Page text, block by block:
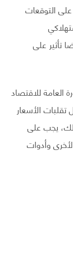
التوقعات
تأثير على
العامة للاقتصاد
الأسعار
يجب على
وأدوات